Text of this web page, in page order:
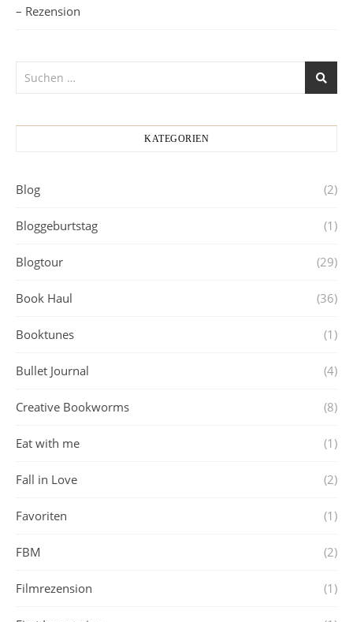
– Rezension
KATEGORIEN
Blog (2)
Bloggeburtstag (1)
Blogtour (29)
Book Haul (36)
Booktunes (1)
Bullet Journal (4)
Creative Bookworms (8)
Eat with me (1)
Fall in Love (2)
Favoriten (1)
FBM (2)
Filmrezension (1)